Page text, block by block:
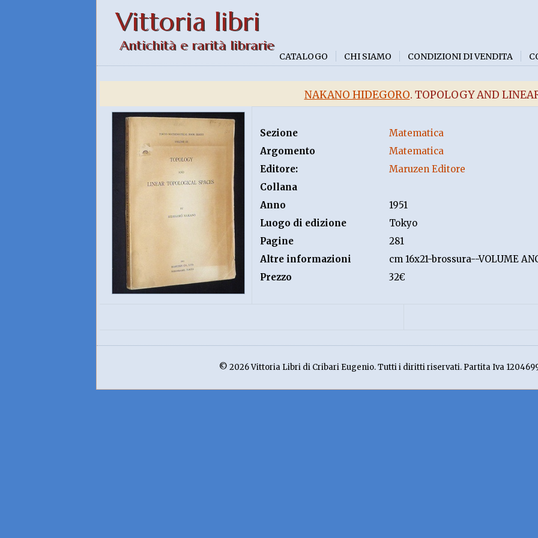
Vittoria libri
Antichità e rarità librarie
CATALOGO CHI SIAMO CONDIZIONI DI VENDITA
NAKANO HIDEGORO. TOPOLOGY AND
Sezione
Matematica
Argomento
Matematica
Editore:
Maruzen Editore
Collana
Anno
1951
Luogo di edizione
Tokyo
Pagine
281
Altre informazioni
cm 16x21-brossura--VOLUME
Prezzo
32€
© 2026 Vittoria Libri di Cribari Eugenio. Tutti i diritti riservati. Partita Iva